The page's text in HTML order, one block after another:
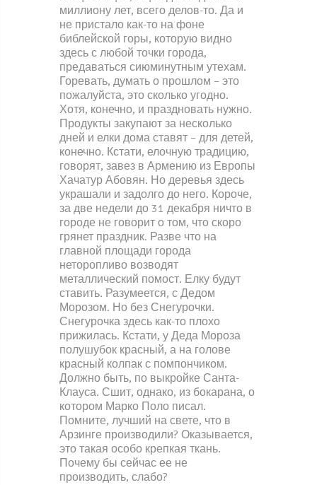
миллиону лет, всего делов-то. Да и
не пристало как-то на фоне
библейской горы, которую видно
здесь с любой точки города,
предаваться сиюминутным утехам.
Горевать, думать о прошлом – это
пожалуйста, это сколько угодно.
Хотя, конечно, и праздновать нужно.
Продукты закупают за несколько
дней и елки дома ставят – для детей,
конечно. Кстати, елочную традицию,
говорят, завез в Армению из Европы
Хачатур Абовян. Но деревья здесь
украшали и задолго до него. Короче,
за две недели до 31 декабря ничто в
городе не говорит о том, что скоро
грянет праздник. Разве что на
главной площади города
неторопливо возводят
металлический помост. Елку будут
ставить. Разумеется, с Дедом
Морозом. Но без Снегурочки.
Снегурочка здесь как-то плохо
прижилась. Кстати, у Деда Мороза
полушубок красный, а на голове
красный колпак с помпончиком.
Должно быть, по выкройке Санта-
Клауса. Сшит, однако, из бокарана, о
котором Марко Поло писал.
Помните, лучший на свете, что в
Арзинге производили? Оказывается,
это такая особо крепкая ткань.
Почему бы сейчас ее не
производить, слабо?